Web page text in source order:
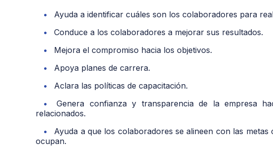
Ayuda a identificar cuáles son los colaboradores para
Conduce a los colaboradores a mejorar sus resultados.
Mejora el compromiso hacia los objetivos.
Apoya planes de carrera.
Aclara las políticas de capacitación.
Genera confianza y transparencia de la empresa
relacionados.
Ayuda a que los colaboradores se alineen con las
ocupan.